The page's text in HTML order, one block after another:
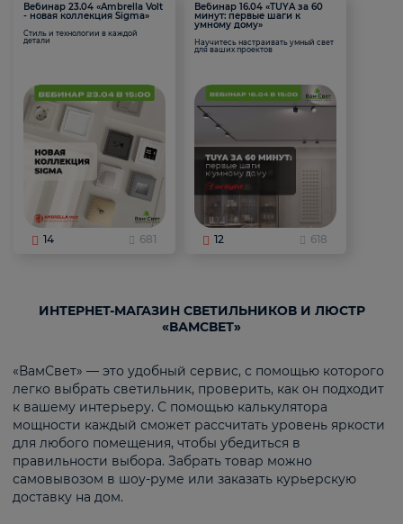
Вебинар 23.04 «Ambrella Volt
- новая коллекция Sigma»
Стиль и технологии в каждой
детали
14 681
Вебинар 16.04 «TUYA за 60
минут: первые шаги к
умному дому»
Научитесь настраивать умный свет
для ваших проектов
12 618
ИНТЕРНЕТ-МАГАЗИН СВЕТИЛЬНИКОВ И ЛЮСТР
«ВАМСВЕТ»
«ВамСвет» — это удобный сервис, с помощью которого
легко выбрать светильник, проверить, как он подходит
к вашему интерьеру. С помощью калькулятора
мощности каждый сможет рассчитать уровень яркости
для любого помещения, чтобы убедиться в
правильности выбора. Забрать товар можно
самовывозом в шоу-руме или заказать курьерскую
доставку на дом.